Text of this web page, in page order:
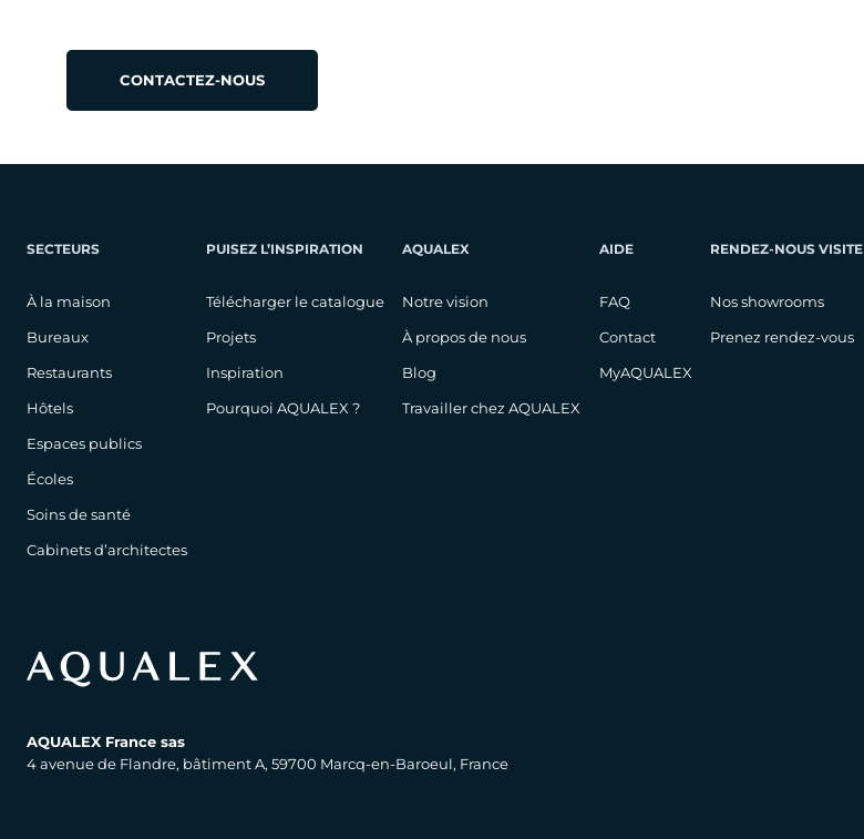
CONTACTEZ-NOUS
SECTEURS
À la maison
Bureaux
Restaurants
Hôtels
Espaces publics
Écoles
Soins de santé
Cabinets d’architectes
PUISEZ L’INSPIRATION
Télécharger le catalogue
Projets
Inspiration
Pourquoi AQUALEX ?
AQUALEX
Notre vision
À propos de nous
Blog
Travailler chez AQUALEX
AIDE
FAQ
Contact
MyAQUALEX
RENDEZ-NOUS VISITE
Nos showrooms
Prenez rendez-vous
AQUALEX France sas
4 avenue de Flandre, bâtiment A, 59700 Marcq-en-Baroeul, France